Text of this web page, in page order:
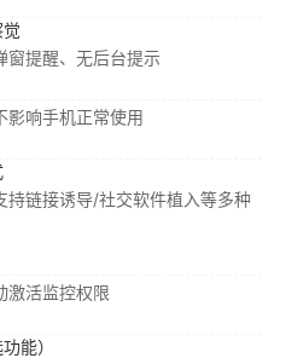
窗提醒、无后台提示
影响手机正常使用
持链接诱导/社交软件植入等多种
激活监控权限
能）